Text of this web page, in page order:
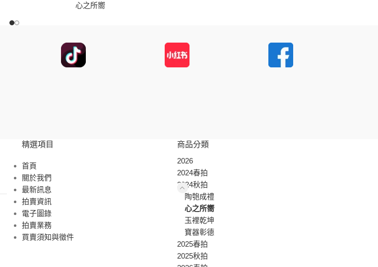
心之所嚮
精選項目
首頁
關於我們
最新訊息
拍賣資訊
電子圖錄
拍賣業務
買賣須知與徵件
商品分類
2026
2024春拍
2024秋拍
陶匏成禮
心之所嚮
玉裡乾坤
寶器彰德
2025春拍
2025秋拍